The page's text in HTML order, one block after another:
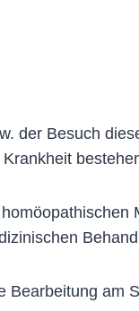
der Besuch
Bearbeitung am